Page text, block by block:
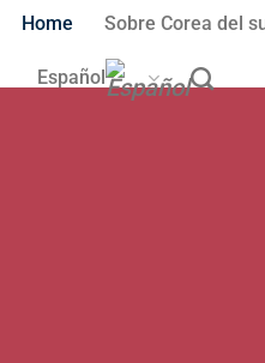
Home Sobre Corea del
Español